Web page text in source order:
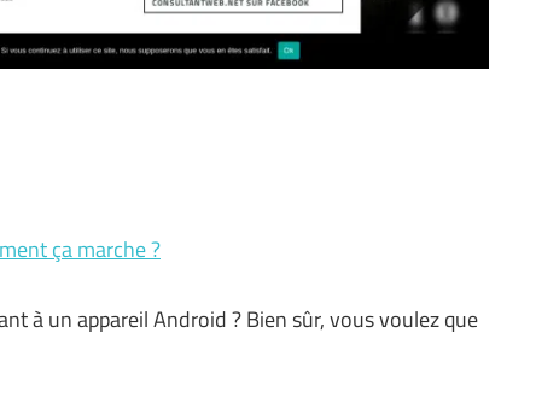
ça marche ?
à un appareil Android ? Bien sûr, vous voulez que